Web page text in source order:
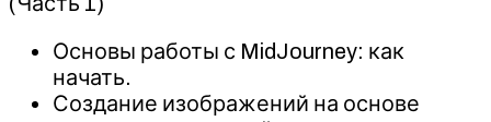
Основы работы с MidJourney: как
начать.
Создание изображений на основе